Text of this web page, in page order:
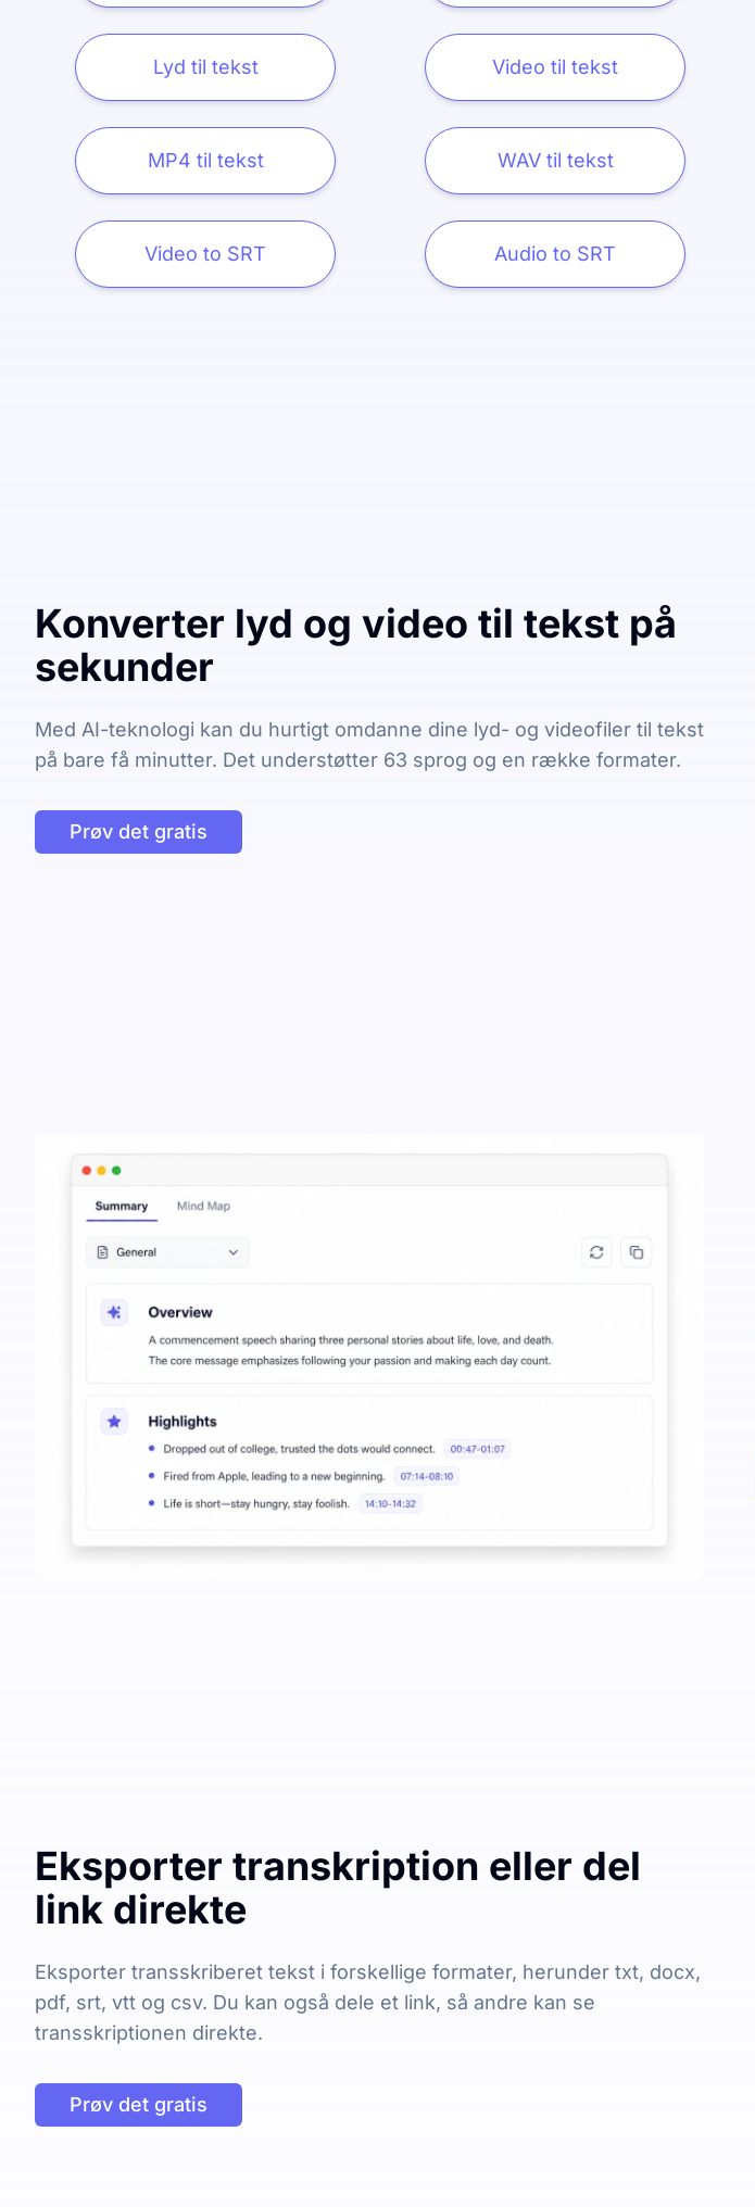
Lyd til tekst Video til tekst
MP4 til tekst WAV til tekst
Video to SRT Audio to SRT
Konverter lyd og video til tekst på
sekunder
Med AI-teknologi kan du hurtigt omdanne dine lyd- og videofiler til tekst
på bare få minutter. Det understøtter 63 sprog og en række formater.
Prøv det gratis
Eksporter transkription eller del
link direkte
Eksporter transskriberet tekst i forskellige formater, herunder txt, docx,
pdf, srt, vtt og csv. Du kan også dele et link, så andre kan se
transskriptionen direkte.
Prøv det gratis